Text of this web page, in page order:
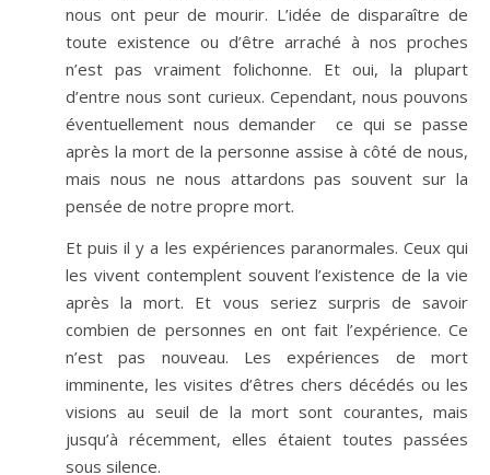
nous ont peur de mourir. L’idée de disparaître de
toute existence ou d’être arraché à nos proches
n’est pas vraiment folichonne. Et oui, la plupart
d’entre nous sont curieux. Cependant, nous pouvons
éventuellement nous demander ce qui se passe
après la mort de la personne assise à côté de nous,
mais nous ne nous attardons pas souvent sur la
pensée de notre propre mort.
Et puis il y a les expériences paranormales. Ceux qui
les vivent contemplent souvent l’existence de la vie
après la mort. Et vous seriez surpris de savoir
combien de personnes en ont fait l’expérience. Ce
n’est pas nouveau. Les expériences de mort
imminente, les visites d’êtres chers décédés ou les
visions au seuil de la mort sont courantes, mais
jusqu’à récemment, elles étaient toutes passées
sous silence.